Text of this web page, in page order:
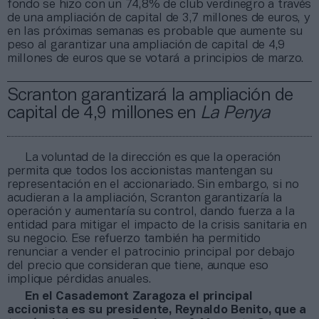
fondo se hizo con un 74,8% de club verdinegro a través
de una ampliación de capital de 3,7 millones de euros, y
en las próximas semanas es probable que aumente su
peso al garantizar una ampliación de capital de 4,9
millones de euros que se votará a principios de marzo.
Scranton garantizará la ampliación de
capital de 4,9 millones en La Penya
La voluntad de la dirección es que la operación
permita que todos los accionistas mantengan su
representación en el accionariado. Sin embargo, si no
acudieran a la ampliación, Scranton garantizaría la
operación y aumentaría su control, dando fuerza a la
entidad para mitigar el impacto de la crisis sanitaria en
su negocio. Ese refuerzo también ha permitido
renunciar a vender el patrocinio principal por debajo
del precio que consideran que tiene, aunque eso
implique pérdidas anuales.
En el Casademont Zaragoza el principal
accionista es su presidente, Reynaldo Benito, que a